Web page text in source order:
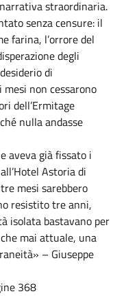
straordinaria.
senza censure: il
farina, l’orrore del
degli
di
non cessarono
dell’Ermitage
nulla andasse
aveva già fissato i
Astoria di
mesi sarebbero
resistito tre anni,
isolata bastavano per
mai attuale, una
– Giuseppe
368